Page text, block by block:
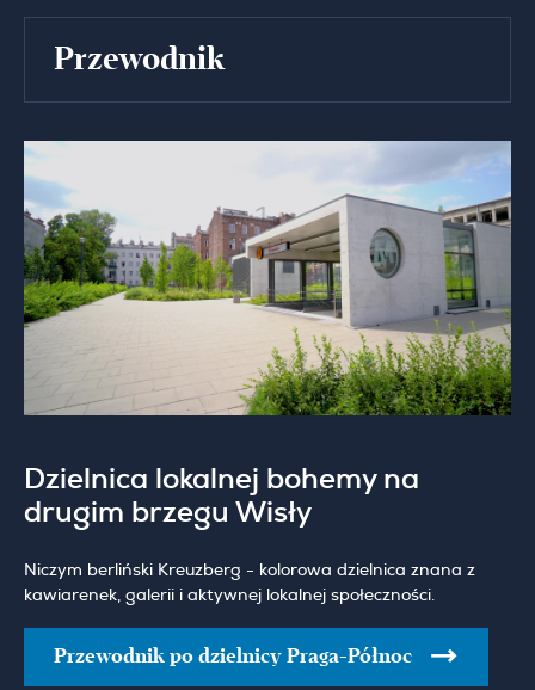
Przewodnik
Dzielnica lokalnej bohemy na
drugim brzegu Wisły
Niczym berliński Kreuzberg - kolorowa dzielnica znana z
kawiarenek, galerii i aktywnej lokalnej społeczności.
Przewodnik po dzielnicy Praga-Północ